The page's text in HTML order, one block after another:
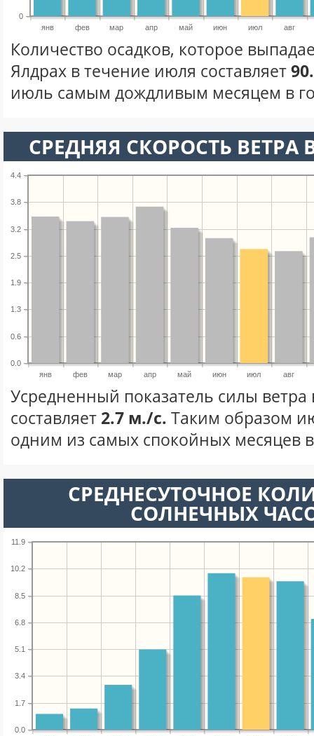
янв фев мар апр май июн июл авг
0
Количество осадков, которое
Ялдрах в течение июля составляет
июль самым дождливым месяцем в
СРЕДНЯЯ СКОРОСТЬ
янв фев мар апр май июн июл авг
0.0
0.6
1.3
1.9
2.5
3.2
3.8
4.4
Усредненный показатель силы
составляет 2.7 м./с. Таким образом
одним из самых спокойных месяцев
СРЕДНЕСУТОЧНОЕ
СОЛНЕЧНЫХ
0.0
1.7
3.4
5.1
6.8
8.5
10.2
11.9